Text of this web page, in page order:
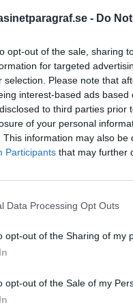
- Do
opt-out of the sale, sharing
for targeted
selection. Please note that
interest-based ads
to third parties
of your personal
This information may also
Participants that may further
Data Processing Opt Outs
opt-out of the Sharing of my
opt-out of the Sale of my
få hjälp
skulle kunna jubla
skulle kunna
en pressträff med